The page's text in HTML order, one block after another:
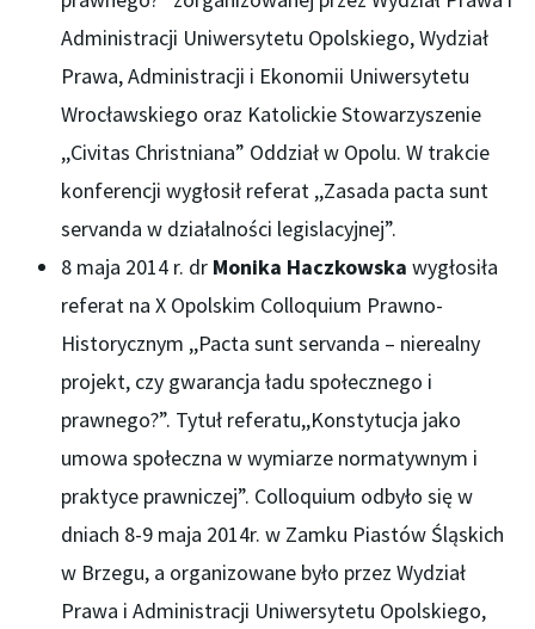
Administracji Uniwersytetu Opolskiego, Wydział
Prawa, Administracji i Ekonomii Uniwersytetu
Wrocławskiego oraz Katolickie Stowarzyszenie
,,Civitas Christniana” Oddział w Opolu. W trakcie
konferencji wygłosił referat ,,Zasada pacta sunt
servanda w działalności legislacyjnej”.
8 maja 2014 r. dr Monika Haczkowska wygłosiła
referat na X Opolskim Colloquium Prawno-
Historycznym ,,Pacta sunt servanda – nierealny
projekt, czy gwarancja ładu społecznego i
prawnego?”. Tytuł referatu,,Konstytucja jako
umowa społeczna w wymiarze normatywnym i
praktyce prawniczej”. Colloquium odbyło się w
dniach 8-9 maja 2014r. w Zamku Piastów Śląskich
w Brzegu, a organizowane było przez Wydział
Prawa i Administracji Uniwersytetu Opolskiego,